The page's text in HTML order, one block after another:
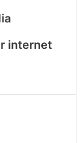
internet